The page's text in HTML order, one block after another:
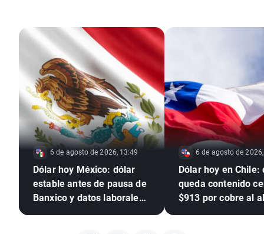
6 de agosto de 2026, 13:49
Dólar hoy México: dólar
estable antes de pausa de
Banxico y datos laborales
6 de agosto de
Dólar hoy en Chile:
queda contenido
$913 por cobre al